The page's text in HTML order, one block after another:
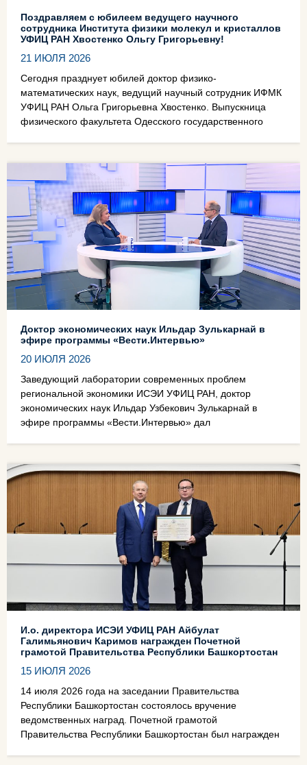
Поздравляем с юбилеем ведущего научного
сотрудника Института физики молекул и кристаллов
УФИЦ РАН Хвостенко Ольгу Григорьевну!
21 ИЮЛЯ 2026
Сегодня празднует юбилей доктор физико-
математических наук, ведущий научный сотрудник ИФМК
УФИЦ РАН Ольга Григорьевна Хвостенко. Выпускница
физического факультета Одесского государственного
Доктор экономических наук Ильдар Зулькарнай в
эфире программы «Вести.Интервью»
20 ИЮЛЯ 2026
Заведующий лаборатории современных проблем
региональной экономики ИСЭИ УФИЦ РАН, доктор
экономических наук Ильдар Узбекович Зулькарнай в
эфире программы «Вести.Интервью» дал
И.о. директора ИСЭИ УФИЦ РАН Айбулат
Галимьянович Каримов награжден Почетной
грамотой Правительства Республики Башкортостан
15 ИЮЛЯ 2026
14 июля 2026 года на заседании Правительства
Республики Башкортостан состоялось вручение
ведомственных наград. Почетной грамотой
Правительства Республики Башкортостан был награжден